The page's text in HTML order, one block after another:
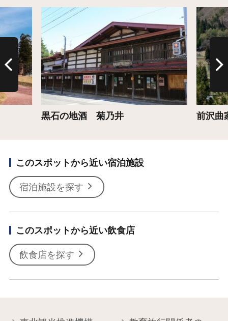
黒石の地酒 菊乃井
詳細はこちら
前沢曲
詳細は
このスポットから近い宿泊施設
宿泊施設を探す
このスポットから近い飲食店
飲食店を探す